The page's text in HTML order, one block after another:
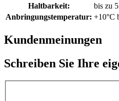
Haltbarkeit:
bis zu
Anbringungstemperatur: +10°C
Kundenmeinungen
Schreiben Sie Ihre